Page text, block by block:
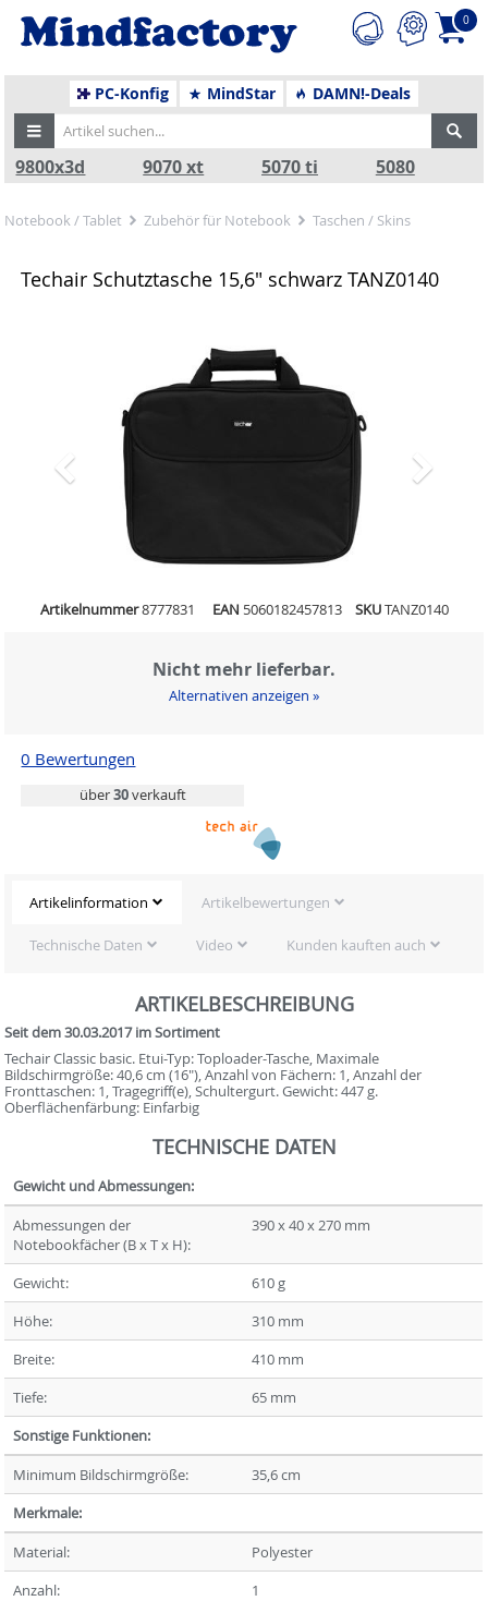
0
PC-Konfig MindStar DAMN!-Deals
9800x3d 9070 xt 5070 ti 5080
Notebook / Tablet Zubehör für Notebook Taschen / Skins
Techair Schutztasche 15,6" schwarz TANZ0140
Artikelnummer8777831 EAN 5060182457813 SKUTANZ0140
Nicht mehr lieferbar.
Alternativen anzeigen »
0 Bewertungen
über30verkauft
Artikelinformation Artikelbewertungen
Technische Daten Video Kunden kauften auch
ARTIKELBESCHREIBUNG
Seit dem 30.03.2017 im Sortiment
Techair Classic basic. Etui-Typ: Toploader-Tasche, Maximale
Bildschirmgröße: 40,6 cm (16"), Anzahl von Fächern: 1, Anzahl der
Fronttaschen: 1, Tragegriff(e), Schultergurt. Gewicht: 447 g.
Oberflächenfärbung: Einfarbig
TECHNISCHE DATEN
Gewicht und Abmessungen:
Abmessungen der
Notebookfächer (B x T x H):
390 x 40 x 270 mm
Gewicht:
610 g
Höhe:
310 mm
Breite:
410 mm
Tiefe:
65 mm
Sonstige Funktionen:
Minimum Bildschirmgröße:
35,6 cm
Merkmale:
Material:
Polyester
Anzahl:
1